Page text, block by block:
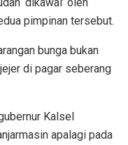
pimpinan tersebut.
bunga bukan
di pagar seberang
Kalsel
apalagi pada